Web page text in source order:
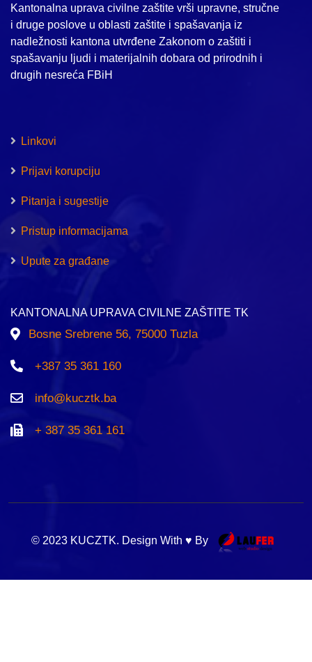
Kantonalna uprava civilne zaštite vrši upravne, stručne
i druge poslove u oblasti zaštite i spašavanja iz
nadležnosti kantona utvrđene Zakonom o zaštiti i
spašavanju ljudi i materijalnih dobara od prirodnih i
drugih nesreća FBiH
Linkovi
Prijavi korupciju
Pitanja i sugestije
Pristup informacijama
Upute za građane
KANTONALNA UPRAVA CIVILNE ZAŠTITE TK
Bosne Srebrene 56, 75000 Tuzla
+387 35 361 160
info@kucztk.ba
+ 387 35 361 161
© 2023 KUCZTK. Design With ♥ By